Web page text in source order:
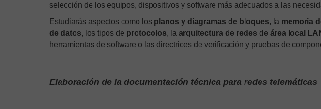
selección de los equipos, dispositivos y software más adecuados a las
Estudiarás aspectos como los planos y diagramas de bloques, la memoria
de datos, los tipos de protocolos, la arquitectura de redes de área local
herramientas de software o las directrices de verificación y pruebas de
Elaboración de la documentación técnica para redes telemáticas